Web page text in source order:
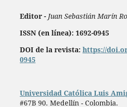
Editor - Juan Sebastián Marín
ISSN (en línea): 1692-0945
DOI de la revista: https://
0945
Universidad Católica Luis
#67B 90. Medellín - Colombia.